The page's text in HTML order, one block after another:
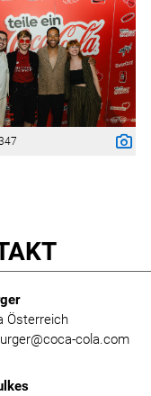
Österreich
cola.com